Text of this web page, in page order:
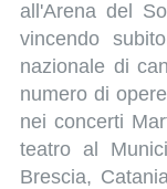
all'Arena del
vincendo
nazionale di
numero di
nei concerti
teatro al
Brescia,